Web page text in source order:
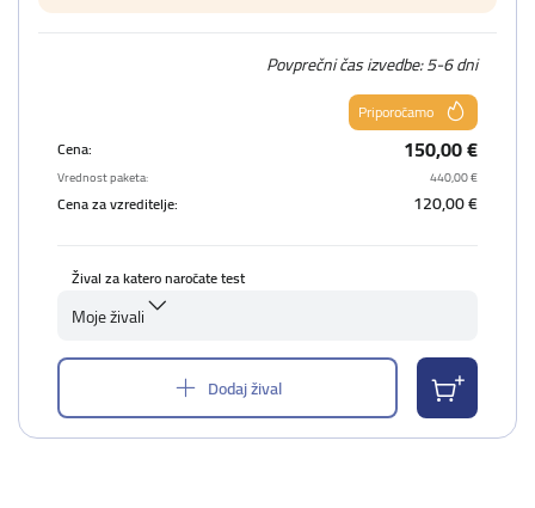
Povprečni čas izvedbe: 5-6 dni
Priporočamo
Cena:
150,00 €
Vrednost paketa: 440,00 €
Cena za vzreditelje: 120,00 €
Žival za katero naročate test
Moje živali
Dodaj žival